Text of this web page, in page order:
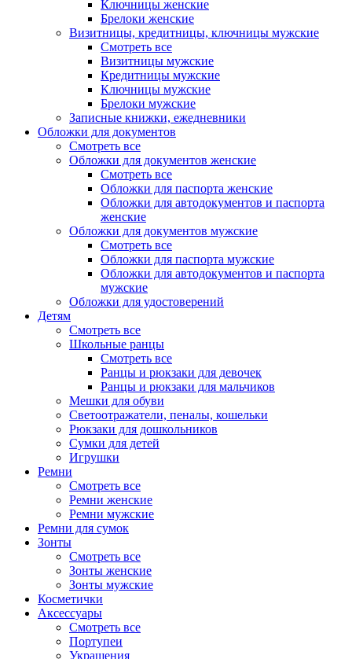
Ключницы женские
Брелоки женские
Визитницы, кредитницы, ключницы мужские
Смотреть все
Визитницы мужские
Кредитницы мужские
Ключницы мужские
Брелоки мужские
Записные книжки, ежедневники
Обложки для документов
Смотреть все
Обложки для документов женские
Смотреть все
Обложки для паспорта женские
Обложки для автодокументов и паспорта
женские
Обложки для документов мужские
Смотреть все
Обложки для паспорта мужские
Обложки для автодокументов и паспорта
мужские
Обложки для удостоверений
Детям
Смотреть все
Школьные ранцы
Смотреть все
Ранцы и рюкзаки для девочек
Ранцы и рюкзаки для мальчиков
Мешки для обуви
Светоотражатели, пеналы, кошельки
Рюкзаки для дошкольников
Сумки для детей
Игрушки
Ремни
Смотреть все
Ремни женские
Ремни мужские
Ремни для сумок
Зонты
Смотреть все
Зонты женские
Зонты мужские
Косметички
Аксессуары
Смотреть все
Портупеи
Украшения